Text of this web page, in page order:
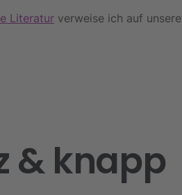
Literatur verweise ich auf unsere
& knapp